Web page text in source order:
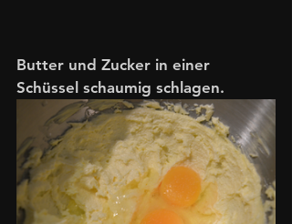
Butter und Zucker in einer
Schüssel schaumig schlagen.